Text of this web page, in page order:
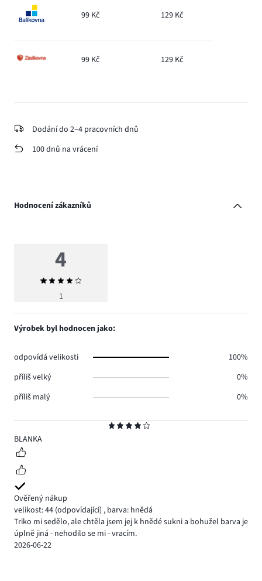
99 Kč 129 Kč
99 Kč 129 Kč
Dodání do 2–4 pracovních dnů
100 dnů na vrácení
Hodnocení zákazníků
4
BLANKA
Ověřený nákup
velikost: 44 (odpovídající) , barva: hnědá
Triko mi sedělo, ale chtěla jsem jej k hnědé sukni a bohužel barva je
úplně jiná - nehodilo se mi - vracím.
2026-06-22
4
Průměrné
hodnocení
1
Výrobek byl hodnocen jako:
odpovídá velikosti
100%
příliš velký
0%
příliš malý
0%